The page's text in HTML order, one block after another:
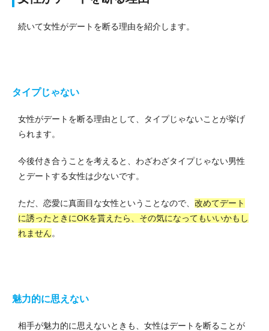
続いて女性がデートを断る理由を紹介します。
タイプじゃない
女性がデートを断る理由として、タイプじゃないことが挙げ
られます。
今後付き合うことを考えると、わざわざタイプじゃない男性
とデートする女性は少ないです。
ただ、恋愛に真面目な女性ということなので、 改めてデート
に誘ったときにOKを貰えたら、その気になってもいいかもし
れません。
魅力的に思えない
相手が魅力的に思えないときも、女性はデートを断ることが